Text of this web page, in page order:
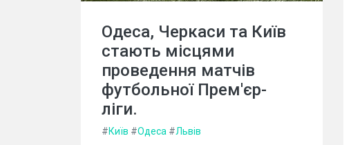
Одеса, Черкаси та Київ
стають місцями
проведення матчів
футбольної Прем'єр-
ліги.
#Київ #Одеса #Львів